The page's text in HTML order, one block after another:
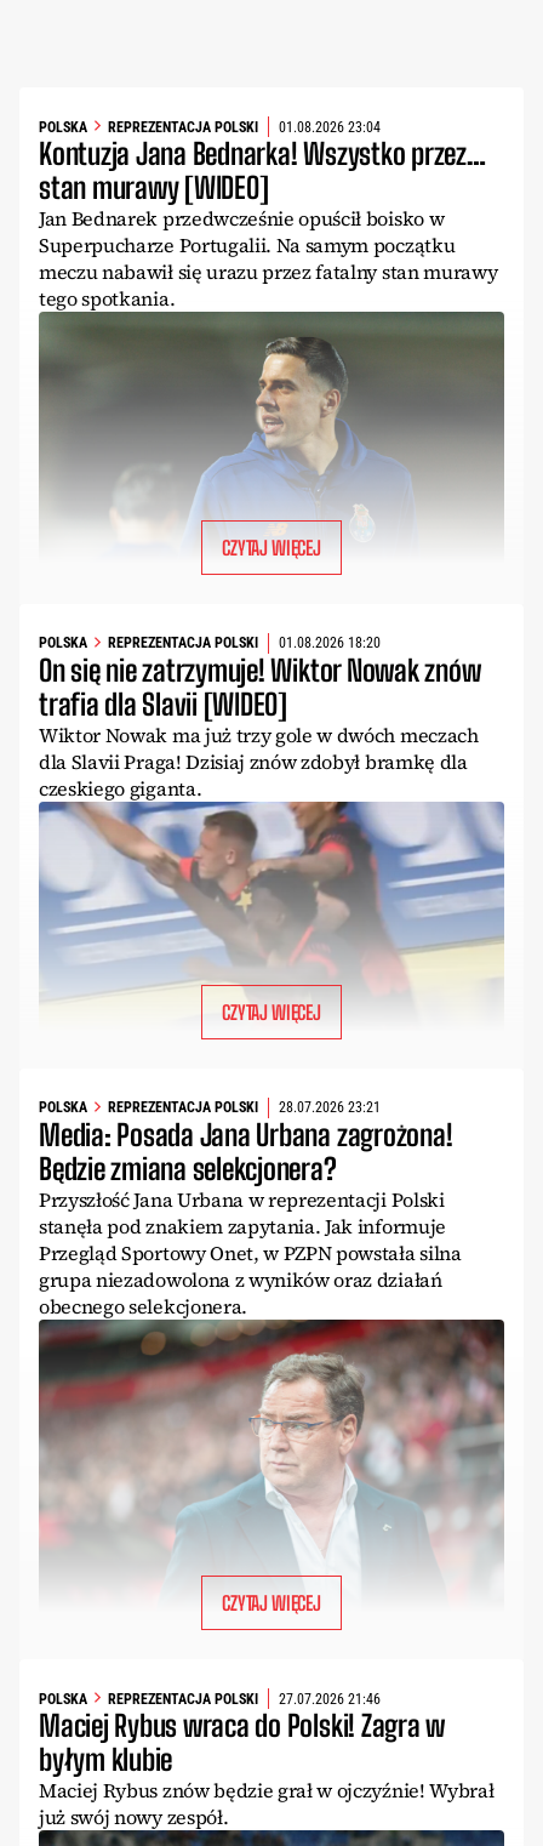
POLSKA REPREZENTACJA POLSKI 01.08.2026 23:04
Kontuzja Jana Bednarka! Wszystko przez…
stan murawy [WIDEO]
Jan Bednarek przedwcześnie opuścił boisko w
Superpucharze Portugalii. Na samym początku
meczu nabawił się urazu przez fatalny stan murawy
tego spotkania.
CZYTAJ WIĘCEJ
POLSKA REPREZENTACJA POLSKI 01.08.2026 18:20
On się nie zatrzymuje! Wiktor Nowak znów
trafia dla Slavii [WIDEO]
Wiktor Nowak ma już trzy gole w dwóch meczach
dla Slavii Praga! Dzisiaj znów zdobył bramkę dla
czeskiego giganta.
CZYTAJ WIĘCEJ
POLSKA REPREZENTACJA POLSKI 28.07.2026 23:21
Media: Posada Jana Urbana zagrożona!
Będzie zmiana selekcjonera?
Przyszłość Jana Urbana w reprezentacji Polski
stanęła pod znakiem zapytania. Jak informuje
Przegląd Sportowy Onet, w PZPN powstała silna
grupa niezadowolona z wyników oraz działań
obecnego selekcjonera.
CZYTAJ WIĘCEJ
POLSKA REPREZENTACJA POLSKI 27.07.2026 21:46
Maciej Rybus wraca do Polski! Zagra w
byłym klubie
Maciej Rybus znów będzie grał w ojczyźnie! Wybrał
już swój nowy zespół.